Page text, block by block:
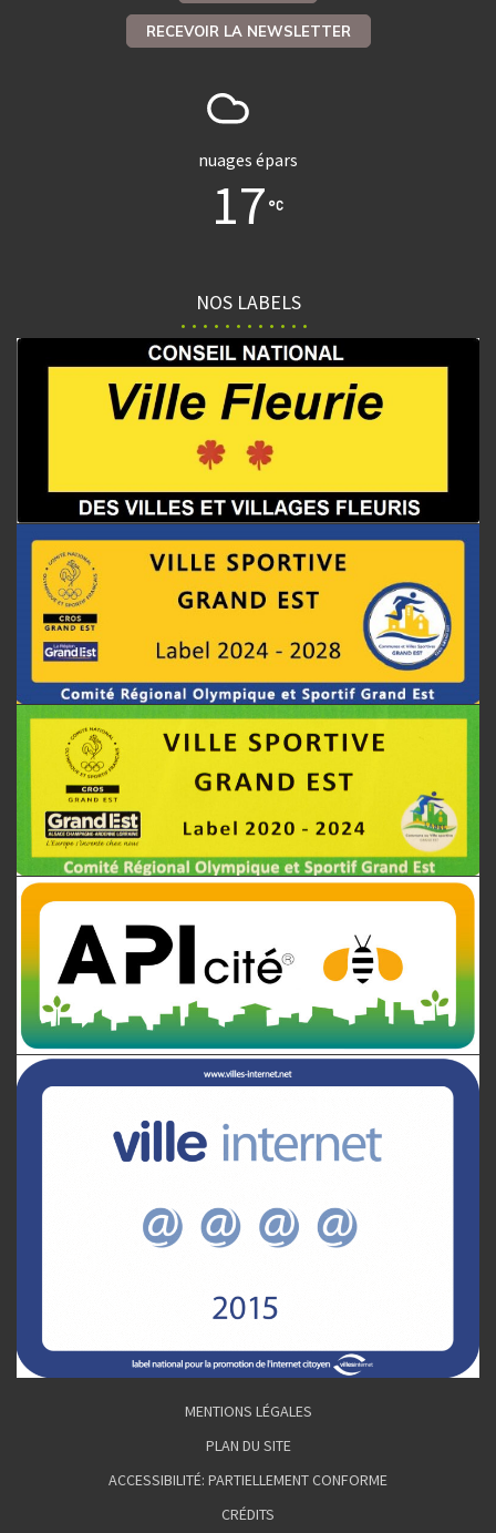
RECEVOIR LA NEWSLETTER
17
nuages épars
NOS LABELS
MENTIONS LÉGALES
PLAN DU SITE
ACCESSIBILITÉ: PARTIELLEMENT CONFORME
CRÉDITS